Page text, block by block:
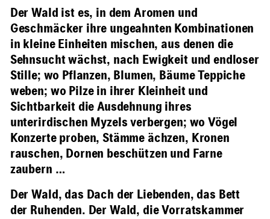
Der Wald ist es, in dem Aromen und
Geschmäcker ihre ungeahnten Kombinationen
in kleine Einheiten mischen, aus denen die
Sehnsucht wächst, nach Ewigkeit und endloser
Stille; wo Pflanzen, Blumen, Bäume Teppiche
weben; wo Pilze in ihrer Kleinheit und
Sichtbarkeit die Ausdehnung ihres
unterirdischen Myzels verbergen; wo Vögel
Konzerte proben, Stämme ächzen, Kronen
rauschen, Dornen beschützen und Farne
zaubern …
Der Wald, das Dach der Liebenden, das Bett
der Ruhenden. Der Wald, die Vorratskammer